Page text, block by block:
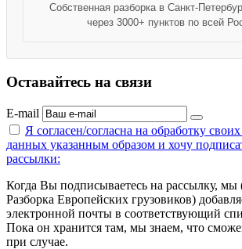
Собственная разборка в Санкт-
через 3000+ пунктов по всей
Оставайтесь на связи
E-mail
Я согласен/согласна на обработку
данных указанным образом и хочу
рассылки:
Когда Вы подписываетесь на рассылку, мы
Разборка Европейских грузовиков)
электронной почты в соответствующий
Пока он хранится там, мы знаем, что
при случае.